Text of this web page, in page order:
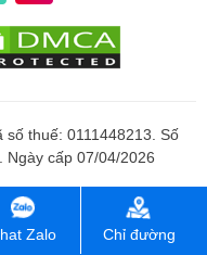
số thuế: 0111448213. Số
Ngày cấp 07/04/2026
Zalo Chỉ đường